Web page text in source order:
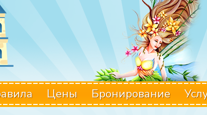
Цены Бронирование